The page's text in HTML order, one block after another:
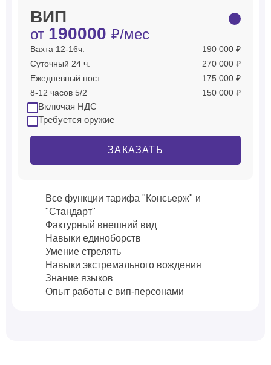
ВИП
от 190000 ₽/мес
Вахта 12-16ч.
190 000 ₽
Суточный 24 ч.
270 000 ₽
Ежедневный пост
175 000 ₽
8-12 часов 5/2
150 000 ₽
Включая НДС
Требуется оружие
ЗАКАЗАТЬ
Все функции тарифа "Консьерж" и
"Стандарт"
Фактурный внешний вид
Навыки единоборств
Умение стрелять
Навыки экстремального вождения
Знание языков
Опыт работы с вип-персонами